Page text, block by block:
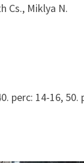
Cs., Miklya N.
perc: 14-16, 50.